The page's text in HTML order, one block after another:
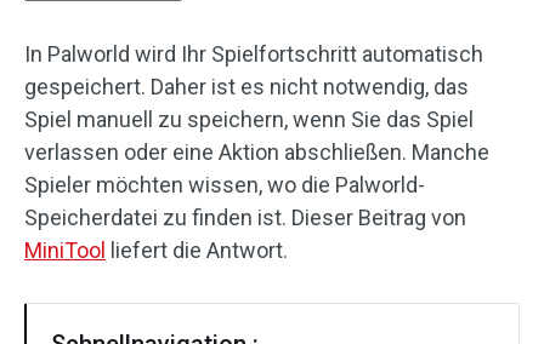
In Palworld wird Ihr Spielfortschritt automatisch
gespeichert. Daher ist es nicht notwendig, das
Spiel manuell zu speichern, wenn Sie das Spiel
verlassen oder eine Aktion abschließen. Manche
Spieler möchten wissen, wo die Palworld-
Speicherdatei zu finden ist. Dieser Beitrag von
MiniTool
liefert die Antwort.